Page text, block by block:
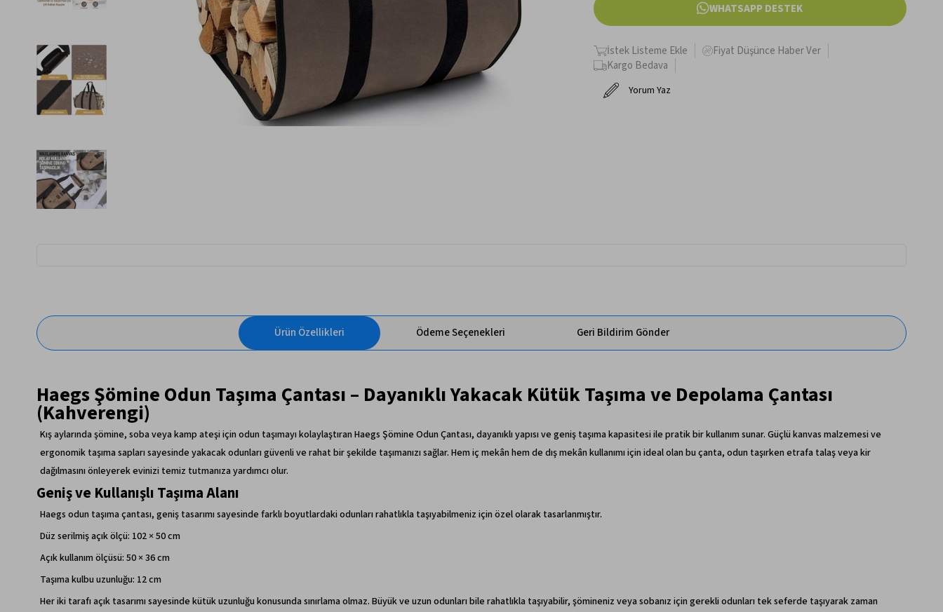
WHATSAPP DESTEK
İstek Listeme Ekle
Fiyat Düşünce Haber Ver
Kargo Bedava
Yorum Yaz
Ürün Özellikleri Ödeme Seçenekleri Geri Bildirim Gönder
Haegs Şömine Odun Taşıma Çantası – Dayanıklı Yakacak Kütük Taşıma ve Depolama Çantası
(Kahverengi)
Kış aylarında şömine, soba veya kamp ateşi için odun taşımayı kolaylaştıran Haegs Şömine Odun Çantası, dayanıklı yapısı ve geniş taşıma kapasitesi ile pratik bir kullanım sunar. Güçlü kanvas malzemesi ve
ergonomik taşıma sapları sayesinde yakacak odunları güvenli ve rahat bir şekilde taşımanızı sağlar. Hem iç mekân hem de dış mekân kullanımı için ideal olan bu çanta, odun taşırken etrafa talaş veya kir
dağılmasını önleyerek evinizi temiz tutmanıza yardımcı olur.
Geniş ve Kullanışlı Taşıma Alanı
Haegs odun taşıma çantası, geniş tasarımı sayesinde farklı boyutlardaki odunları rahatlıkla taşıyabilmeniz için özel olarak tasarlanmıştır.
Düz serilmiş açık ölçü: 102 × 50 cm
Açık kullanım ölçüsü: 50 × 36 cm
Taşıma kulbu uzunluğu: 12 cm
Her iki tarafı açık tasarımı sayesinde kütük uzunluğu konusunda sınırlama olmaz. Büyük ve uzun odunları bile rahatlıkla taşıyabilir, şömineniz veya sobanız için gerekli odunları tek seferde taşıyarak zaman